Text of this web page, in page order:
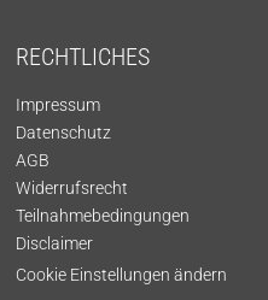
RECHTLICHES
Impressum
Datenschutz
AGB
Widerrufsrecht
Teilnahmebedingungen
Disclaimer
Cookie Einstellungen ändern